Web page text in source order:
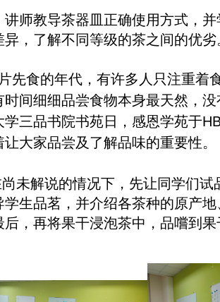
讲师教导茶器皿正确使用方式，
，了解不同等级的茶之间的优劣
先食的年代，有许多人只注重着
时间细细品尝食物本身最天然，
学三品书院书苑日，感恩学苑于
大家品尝及了解品味的重要性。
解说的情况下，先让同学们试
学生品茗，并介绍各茶种的原产
后，再将果干浸泡茶中，品嚐到